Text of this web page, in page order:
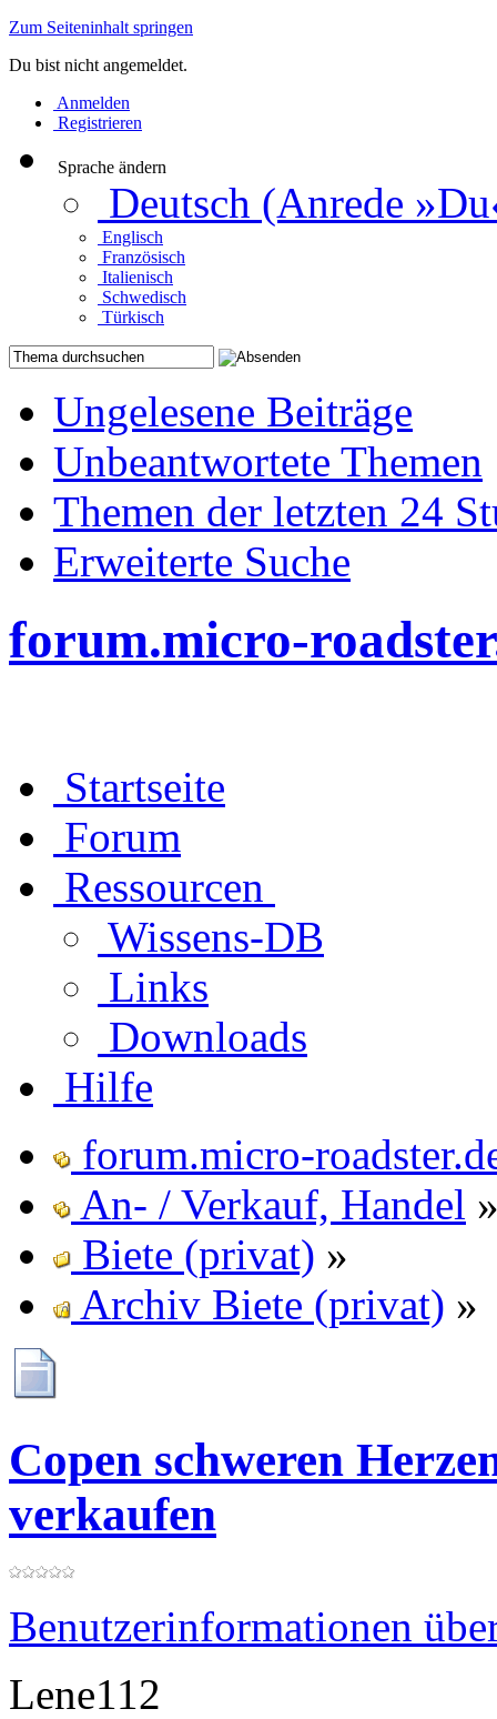
Zum Seiteninhalt springen
Du bist nicht angemeldet.
Anmelden
Registrieren
Sprache ändern
Deutsch (Anrede
Englisch
Französisch
Italienisch
Schwedisch
Türkisch
Ungelesene Beiträge
Unbeantwortete Themen
Themen der letzten 24
Erweiterte Suche
forum.micro-
Startseite
Forum
Ressourcen
Wissens-DB
Links
Downloads
Hilfe
forum.micro-
An- / Verkauf, Handel
Biete (privat) »
Archiv Biete (privat) »
Copen schweren
verkaufen
Benutzerinformationen
Lene112